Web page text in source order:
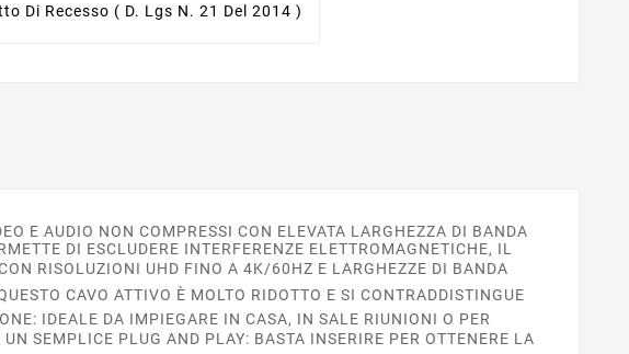
Di Recesso ( D. Lgs N. 21 Del 2014 )
E AUDIO NON COMPRESSI CON ELEVATA LARGHEZZA DI BANDA
DI ESCLUDERE INTERFERENZE ELETTROMAGNETICHE, IL
RISOLUZIONI UHD FINO A 4K/60HZ E LARGHEZZE DI BANDA
CAVO ATTIVO È MOLTO RIDOTTO E SI CONTRADDISTINGUE
IDEALE DA IMPIEGARE IN CASA, IN SALE RIUNIONI O PER
SEMPLICE PLUG AND PLAY: BASTA INSERIRE PER OTTENERE LA